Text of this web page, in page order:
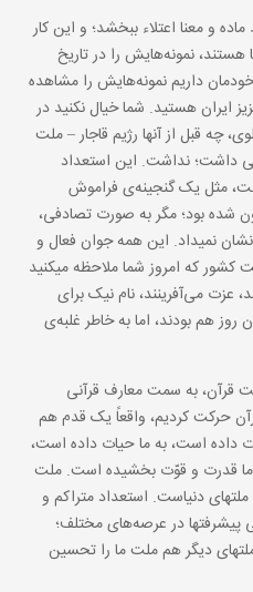
و معنا اعتلاء ببخشد؛ و این کار
هستند، نمونه‌هایش را در تاریخ
داریم نمونه‌هایش را مشاهده
ایران هستید. شما خیال نکنید در
چه قبل از آنها رژیم قاجار – ملت
داشت؛ نداشت. این استعداد
مثل یک گنجینه‌ی فراموش
شده بود؛ مگر به صورت تصادفی،
نمیداد. این همه جوان فعال و
کشور که امروز شما ملاحظه میکنید
عزت می‌آفرینند، نام نیک برای
هم بودند، اما به خاطر غلبه‌ی
قرآن، به سمت معارف قرآنی
حرکت کردیم، واقعاً یک قدم هم
داده است، به ما حیات داده است،
ما قدرت و قوّت بخشیده است. ملت
دنیاست. استعداد متراکم و
در عرصه‌های مختلف؛
دیگر هم ملت ما را تحسین